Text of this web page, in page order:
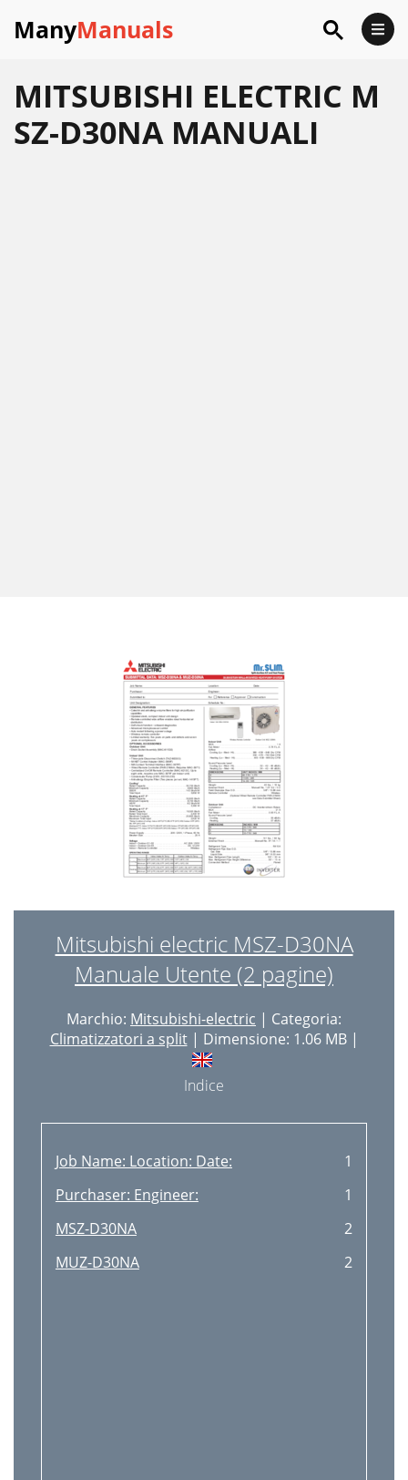
ManyManuals
MITSUBISHI ELECTRIC M
SZ-D30NA MANUALI
Mitsubishi electric MSZ-D30NA
Manuale Utente (2 pagine)
Marchio: Mitsubishi-electric | Categoria:
Climatizzatori a split| Dimensione: 1.06 MB |
Indice
Job Name: Location: Date:
1
Purchaser: Engineer:
1
MSZ-D30NA
2
MUZ-D30NA
2